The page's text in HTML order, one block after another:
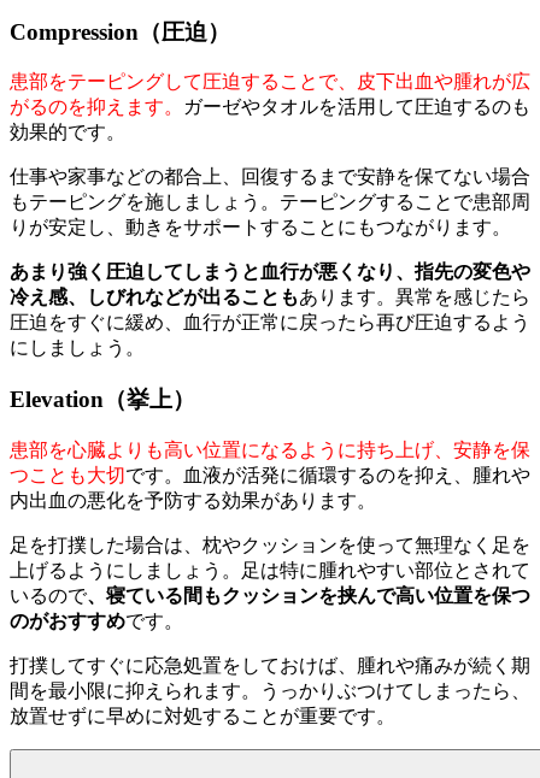
Compression（圧迫）
患部をテーピングして圧迫することで、皮下出血や腫れが広
がるのを抑えます。
ガーゼやタオルを活用して圧迫するのも
効果的です。
仕事や家事などの都合上、回復するまで安静を保てない場合
もテーピングを施しましょう。テーピングすることで患部周
りが安定し、動きをサポートすることにもつながります。
あまり強く圧迫してしまうと血行が悪くなり、指先の変色や
冷え感、しびれなどが出ることもあります。異常を感じたら
圧迫をすぐに緩め、血行が正常に戻ったら再び圧迫するよう
にしましょう。
Elevation（挙上）
患部を心臓よりも高い位置になるように持ち上げ、安静を保
つことも大切です。血液が活発に循環するのを抑え、腫れや
内出血の悪化を予防する効果があります。
足を打撲した場合は、枕やクッションを使って無理なく足を
上げるようにしましょう。足は特に腫れやすい部位とされて
いるので、寝ている間もクッションを挟んで高い位置を保つ
のがおすすめです。
打撲してすぐに応急処置をしておけば、腫れや痛みが続く期
間を最小限に抑えられます。うっかりぶつけてしまったら、
放置せずに早めに対処することが重要です。